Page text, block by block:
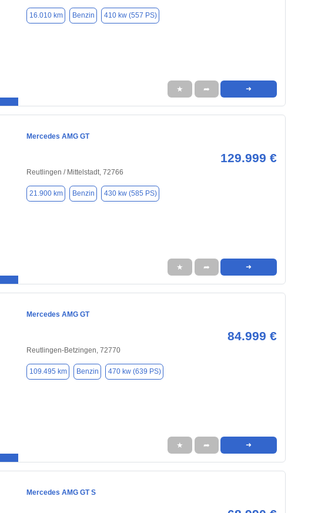
16.010 km Benzin 410 kw (557 PS)
★ ➦ ➜
Mercedes AMG GT
129.999 €
Reutlingen / Mittelstadt, 72766
21.900 km Benzin 430 kw (585 PS)
★ ➦ ➜
Mercedes AMG GT
84.999 €
Reutlingen-Betzingen, 72770
109.495 km Benzin 470 kw (639 PS)
★ ➦ ➜
Mercedes AMG GT S